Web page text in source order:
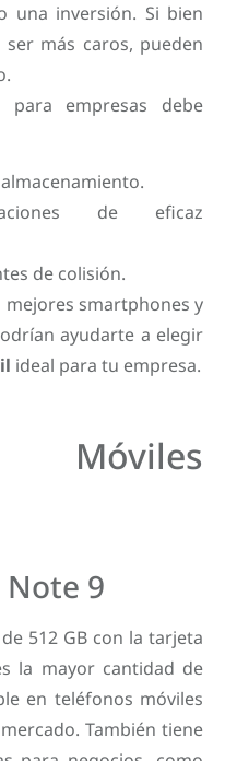
una inversión. Si bien
más caros, pueden
empresas debe
de eficaz
de colisión.
smartphones y
ayudarte a elegir
ideal para tu empresa.
Móviles
Note 9
512 GB con la tarjeta
la mayor cantidad de
en teléfonos móviles
También tiene